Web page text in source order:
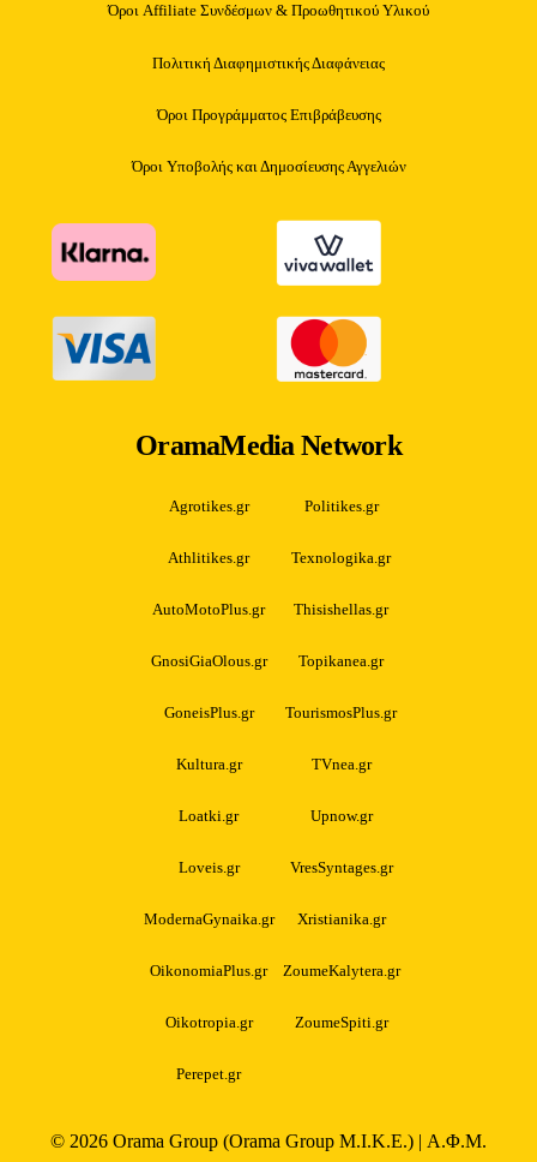
Όροι Affiliate Συνδέσμων & Προωθητικού Υλικού
Πολιτική Διαφημιστικής Διαφάνειας
Όροι Προγράμματος Επιβράβευσης
Όροι Υποβολής και Δημοσίευσης Αγγελιών
OramaMedia Network
Agrotikes.gr Politikes.gr
Athlitikes.gr Texnologika.gr
AutoMotoPlus.gr Thisishellas.gr
GnosiGiaOlous.gr Topikanea.gr
GoneisPlus.gr TourismosPlus.gr
Kultura.gr TVnea.gr
Loatki.gr Upnow.gr
Loveis.gr VresSyntages.gr
ModernaGynaika.gr Xristianika.gr
OikonomiaPlus.gr ZoumeKalytera.gr
Oikotropia.gr ZoumeSpiti.gr
Perepet.gr
© 2026 Orama Group (Orama Group Μ.Ι.Κ.Ε.) | Α.Φ.Μ.